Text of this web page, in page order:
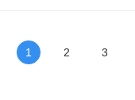
1 2 3